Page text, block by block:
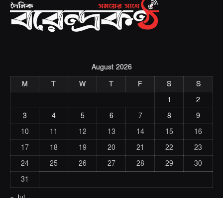
August 2026
M
T W T F S
S
1
2
3
4 5 6 7 8
9
10
11 12 13 14 15
16
17
18 19 20 21 22
23
24
25 26 27 28 29
30
31